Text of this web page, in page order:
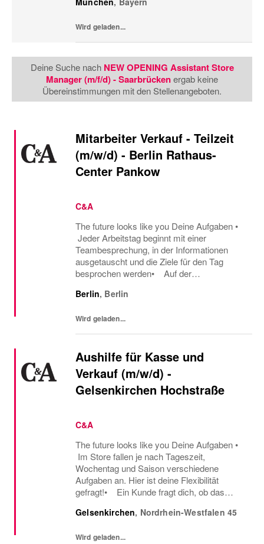
Personaleinsatzplanung und eine
60%...
Wird geladen...
Deine Suche nach NEW OPENING Assistant Store
Manager (m/f/d) - Saarbrückenergab keine
Übereinstimmungen mit den Stellenangeboten.
Mitarbeiter Verkauf - Teilzeit
(m/w/d) - Berlin Rathaus-
Center Pankow
C&A
The future looks like you Deine Aufgaben •
Jeder Arbeitstag beginnt mit einer
Teambesprechung, in der Informationen
ausgetauscht und die Ziele für den Tag
besprochen werden• Auf der
Kunden und beantwortest ihre Fragen• Du
Berlin, Berlin
Wird geladen...
Aushilfe für Kasse und
Verkauf (m/w/d) -
Gelsenkirchen Hochstraße
C&A
The future looks like you Deine Aufgaben •
Im Store fallen je nach Tageszeit,
Wochentag und Saison verschiedene
Aufgaben an. Hier ist deine Flexibilität
gefragt!• Ein Kunde fragt dich, ob das
Größe verfügbar ist oder welcher Gürtel gut
Gelsenkirchen, Nordrhein-Westfalen 45
Wird geladen...